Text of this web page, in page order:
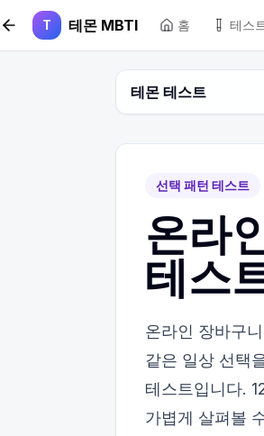
본문 바로가기
T 테몬 MBTI 홈 테스
테몬 테스트
선택 패턴 테스트
온라
테스
온라인 장바구
같은 일상 선택
테스트입니다.
가볍게 살펴볼